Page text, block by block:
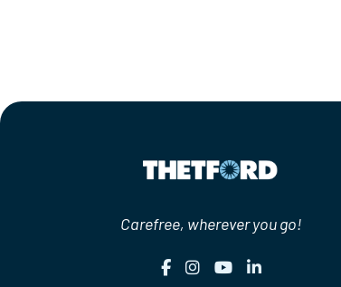
Carefree, wherever you go!